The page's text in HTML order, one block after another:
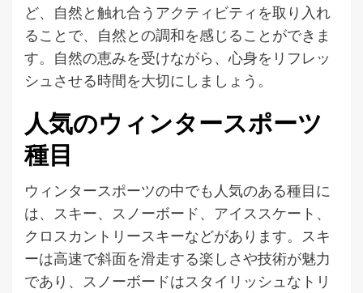
ど、自然と触れ合うアクティビティを取り入れ
ることで、自然との調和を感じることができま
す。自然の恵みを受けながら、心身をリフレッ
シュさせる時間を大切にしましょう。
人気のウィンタースポーツ
種目
ウィンタースポーツの中でも人気のある種目に
は、スキー、スノーボード、アイススケート、
クロスカントリースキーなどがあります。スキ
ーは高速で斜面を滑走する楽しさや技術が魅力
であり、スノーボードはスタイリッシュなトリ